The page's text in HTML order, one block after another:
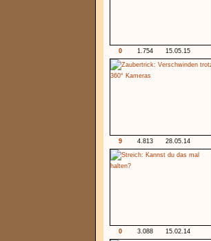
0 1.754 15.05.15
9 4.813 28.05.14
0 3.088 15.02.14